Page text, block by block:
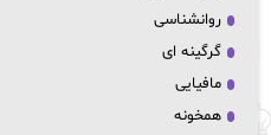
روانشناسی
گرگینه ای
مافیایی
همخونه